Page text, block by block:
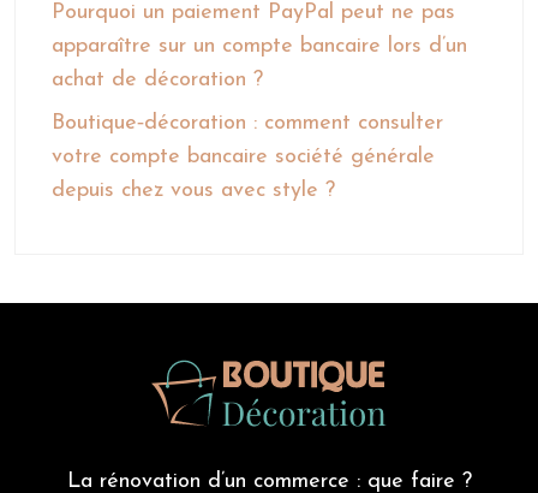
Pourquoi un paiement PayPal peut ne pas
apparaître sur un compte bancaire lors d’un
achat de décoration ?
Boutique‑décoration : comment consulter
votre compte bancaire société générale
depuis chez vous avec style ?
La rénovation d’un commerce : que faire ?